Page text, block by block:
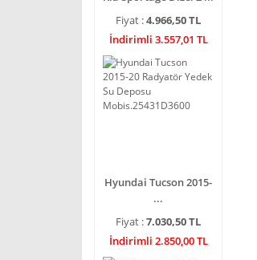
Fiyat :4.966,50 TL
İndirimli 3.557,01 TL
Hyundai Tucson 2015-
...
Fiyat :7.030,50 TL
İndirimli 2.850,00 TL